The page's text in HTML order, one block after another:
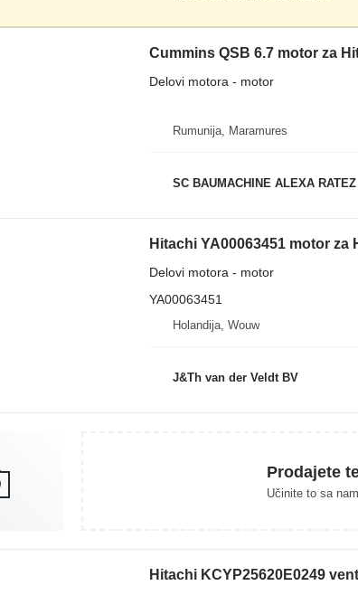
Cummins QSB 6.7 motor za
Delovi motora - motor
Rumunija, Maramures
SC BAUMACHINE ALEXA
Hitachi YA00063451 motor
Delovi motora - motor
YA00063451
Holandija, Wouw
J&Th van der Veldt BV
Prodajete
Učinite to sa
Hitachi KCYP25620E0249